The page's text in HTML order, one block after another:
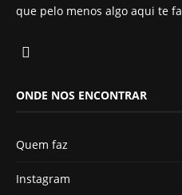
que pelo menos algo aqui te
ONDE NOS ENCONTRAR
Quem faz
Instagram